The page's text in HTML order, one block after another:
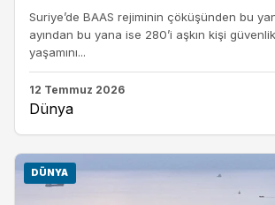
Suriye’de BAAS rejiminin çöküşünden bu
ayından bu yana ise 280’i aşkın kişi
yaşamını...
12 Temmuz 2026
Dünya
DÜNYA